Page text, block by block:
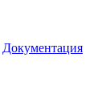
Документация